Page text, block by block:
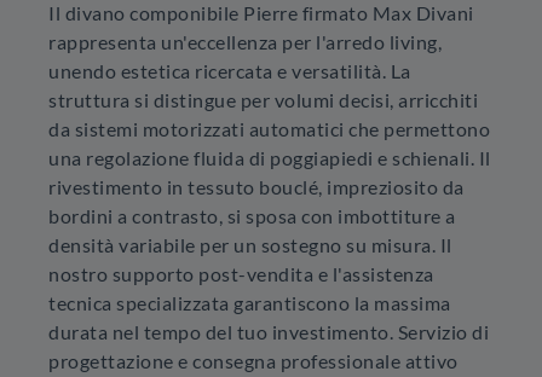
Il divano componibile Pierre firmato Max Divani
rappresenta un'eccellenza per l'arredo living,
unendo estetica ricercata e versatilità. La
struttura si distingue per volumi decisi, arricchiti
da sistemi motorizzati automatici che permettono
una regolazione fluida di poggiapiedi e schienali. Il
rivestimento in tessuto bouclé, impreziosito da
bordini a contrasto, si sposa con imbottiture a
densità variabile per un sostegno su misura. Il
nostro supporto post-vendita e l'assistenza
tecnica specializzata garantiscono la massima
durata nel tempo del tuo investimento. Servizio di
progettazione e consegna professionale attivo